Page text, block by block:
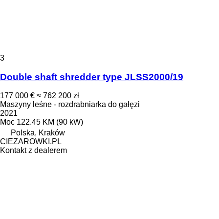
3
Double shaft shredder type JLSS2000/19
177 000 € ≈ 762 200 zł
Maszyny leśne - rozdrabniarka do gałęzi
2021
Moc 122.45 KM (90 kW)
Polska, Kraków
CIEZAROWKI.PL
Kontakt z dealerem